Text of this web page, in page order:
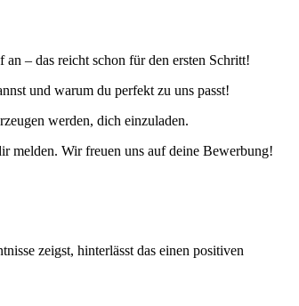
– das reicht schon für den ersten Schritt!
und warum du perfekt zu uns passt!
werden, dich einzuladen.
melden. Wir freuen uns auf deine Bewerbung!
zeigst, hinterlässt das einen positiven